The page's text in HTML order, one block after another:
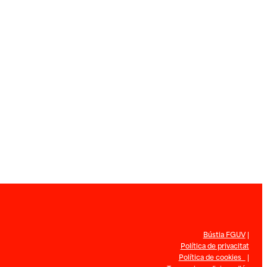
Bústia FGUV|
Política de privacitat
Política de cookies |